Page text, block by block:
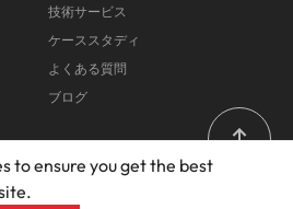
技術サービス
ケーススタディ
よくある質問
ブログ
to ensure you get the best